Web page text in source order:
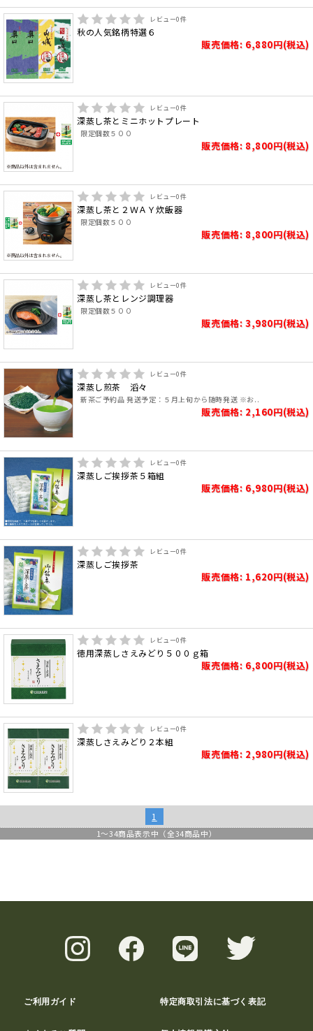
レビュー0件
秋の人気銘柄特選６
販売価格: 6,880円(税込)
レビュー0件
深蒸し茶とミニホットプレート
限定個数５００
販売価格: 8,800円(税込)
レビュー0件
深蒸し茶と２ＷＡＹ炊飯器
限定個数５００
販売価格: 8,800円(税込)
レビュー0件
深蒸し茶とレンジ調理器
限定個数５００
販売価格: 3,980円(税込)
レビュー0件
深蒸し煎茶 滔々
新茶ご予約品 発送予定：５月上旬から随時発送 ※お..
販売価格: 2,160円(税込)
レビュー0件
深蒸しご挨拶茶５箱組
販売価格: 6,980円(税込)
レビュー0件
深蒸しご挨拶茶
販売価格: 1,620円(税込)
レビュー0件
徳用深蒸しさえみどり５００ｇ箱
販売価格: 6,800円(税込)
レビュー0件
深蒸しさえみどり２本組
販売価格: 2,980円(税込)
1
1～34商品表示中（全34商品中）
ご利用ガイド 特定商取引法に基づく表記